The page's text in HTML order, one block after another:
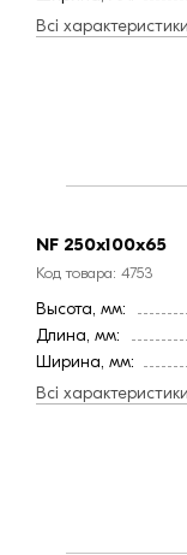
Цвет
Всі характеристики
NF 250х100х65
Код товара: 4753
Высота, мм:
Длина, мм:
Ширина, мм:
Цвет
Всі характеристики